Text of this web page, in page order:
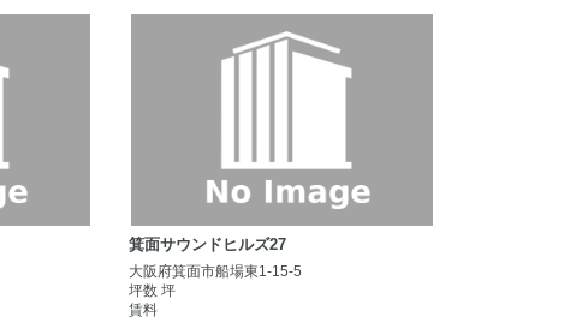
箕面サウンドヒルズ27
大阪府箕面市船場東1-15-5
坪数 坪
賃料